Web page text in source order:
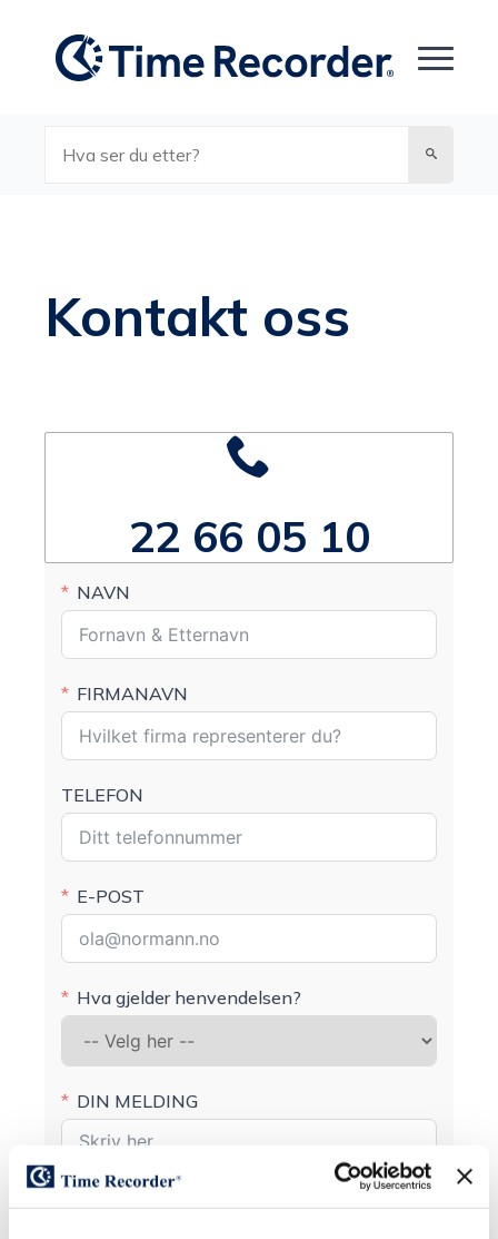
Kontakt oss
22 66 05 10
NAVN
FIRMANAVN
TELEFON
E-POST
Hva gjelder henvendelsen?
DIN MELDING